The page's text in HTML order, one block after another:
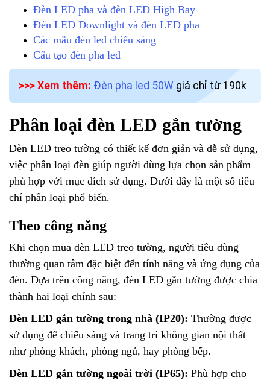
Đèn LED pha và đèn LED High Bay
Đèn LED Downlight và đèn LED pha
Các mẫu đèn led chiếu sáng
Cấu tạo đèn pha led
>>> Xem thêm: Đèn pha led 50W giá chỉ từ 190k
Phân loại đèn LED gắn tường
Đèn LED treo tường có thiết kế đơn giản và dễ sử dụng,
việc phân loại đèn giúp người dùng lựa chọn sản phẩm
phù hợp với mục đích sử dụng. Dưới đây là một số tiêu
chí phân loại phổ biến.
Theo công năng
Khi chọn mua đèn LED treo tường, người tiêu dùng
thường quan tâm đặc biệt đến tính năng và ứng dụng của
đèn. Dựa trên công năng, đèn LED gắn tường được chia
thành hai loại chính sau:
Đèn LED gắn tường trong nhà (IP20): Thường được
sử dụng để chiếu sáng và trang trí không gian nội thất
như phòng khách, phòng ngủ, hay phòng bếp.
Đèn LED gắn tường ngoài trời (IP65): Phù hợp cho